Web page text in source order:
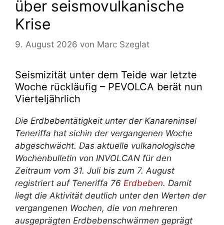
über seismovulkanische
Krise
9. August 2026 von Marc Szeglat
Seismizität unter dem Teide war letzte
Woche rückläufig – PEVOLCA berät nun
Vierteljährlich
Die Erdbebentätigkeit unter der Kanareninsel
Teneriffa hat sichin der vergangenen Woche
abgeschwächt. Das aktuelle vulkanologische
Wochenbulletin von INVOLCAN für den
Zeitraum vom 31. Juli bis zum 7. August
registriert auf Teneriffa 76 Erdbeben. Damit
liegt die Aktivität deutlich unter den Werten der
vergangenen Wochen, die von mehreren
ausgeprägten Erdbebenschwärmen geprägt